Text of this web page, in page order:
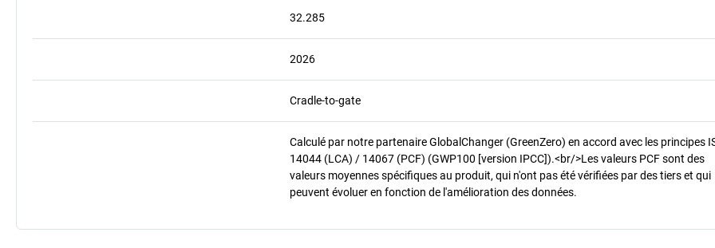
32.285
2026
Cradle-to-gate
Calculé par notre partenaire GlobalChanger (GreenZero) en accord avec les principes
14044 (LCA) / 14067 (PCF) (GWP100 [version IPCC]).<br/>Les valeurs PCF sont des
valeurs moyennes spécifiques au produit, qui n'ont pas été vérifiées par des tiers et qui
peuvent évoluer en fonction de l'amélioration des données.